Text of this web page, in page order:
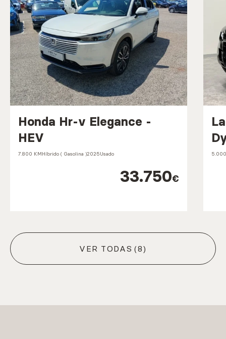
Honda Hr-v Elegance -
HEV
7.800 KMHíbrido ( Gasolina )2025Usado
33.750€
VER TODAS (8)